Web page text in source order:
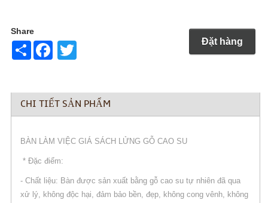
Share
Share Twitter Đặt hàng
CHI TIẾT SẢN PHẨM
BÀN LÀM VIỆC GIÁ SÁCH LỬNG GỖ CAO SU
* Đặc điểm:
- Chất liệu: Bàn được sản xuất bằng gỗ cao su tự nhiên đã qua
xử lý, không độc hại, đảm bảo bền, đẹp, không cong vênh, không